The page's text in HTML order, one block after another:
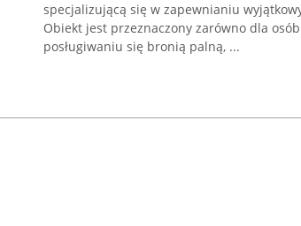
specjalizującą się w zapewnianiu
Obiekt jest przeznaczony zarówno dla
posługiwaniu się bronią palną, ...